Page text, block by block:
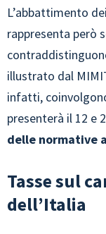
L’abbattimento
rappresenta però
illustrato dal
infatti,
presenterà il 12 e
delle normative
Tasse sul
dell’Italia